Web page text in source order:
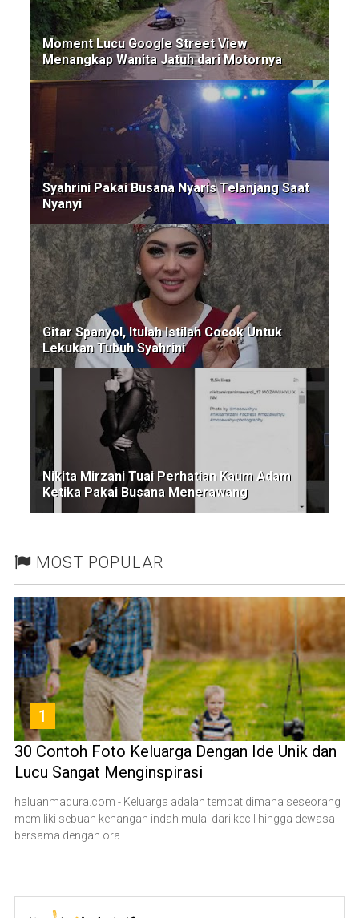
Moment Lucu Google Street View
Menangkap Wanita Jatuh dari Motornya
Syahrini Pakai Busana Nyaris Telanjang Saat
Nyanyi
Gitar Spanyol, Itulah Istilah Cocok Untuk
Lekukan Tubuh Syahrini
Nikita Mirzani Tuai Perhatian Kaum Adam
Ketika Pakai Busana Menerawang
MOST POPULAR
1
30 Contoh Foto Keluarga Dengan Ide Unik dan
Lucu Sangat Menginspirasi
haluanmadura.com - Keluarga adalah tempat dimana seseorang
memiliki sebuah kenangan indah mulai dari kecil hingga dewasa
bersama dengan ora...